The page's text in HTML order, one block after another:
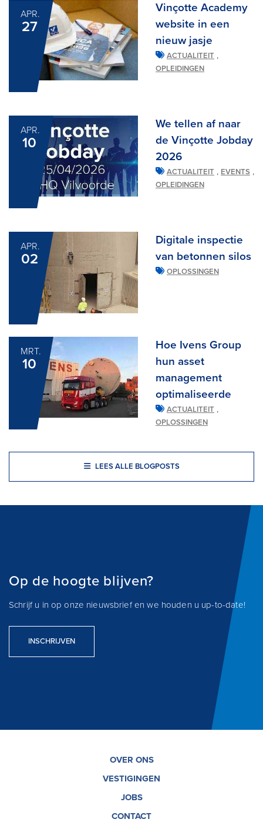
APR.
27
Vinçotte Academy
website in een
nieuw jasje
ACTUALITEIT ,
OPLEIDINGEN
APR.
10
We tellen af naar
de Vinçotte Jobday
2026
ACTUALITEIT , EVENTS ,
OPLEIDINGEN
APR.
02
Digitale inspectie
van betonnen silos
OPLOSSINGEN
MRT.
10
Hoe Ivens Group
hun asset
management
optimaliseerde
ACTUALITEIT ,
OPLOSSINGEN
LEES ALLE BLOGPOSTS
Op de hoogte blijven?
Schrijf u in op onze nieuwsbrief en we houden u up-to-date!
INSCHRIJVEN
OVER ONS
VESTIGINGEN
JOBS
CONTACT